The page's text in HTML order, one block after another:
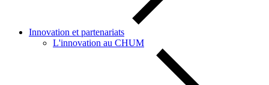
Innovation et partenariats
L'innovation au CHUM